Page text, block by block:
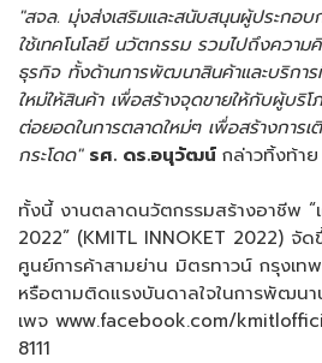
"สจล. มุ่งส่งเสริมและสนับสนุนผู้ประกอบ
ใช้เทคโนโลยี นวัตกรรม รวมไปถึงความ
ธุรกิจ ทั้งด้านการพัฒนาสินค้าและบริกา
ใหม่ให้สินค้า เพื่อสร้างจุดขายให้กับผู้บริ
ต่อยอดในการตลาดใหม่ๆ เพื่อสร้างการ
กระโดด" รศ. ดร.อนุวัฒน์ กล่าวทิ้งท้าย
ทั้งนี้ งานตลาดนวัตกรรมสร้างอาชีพ “
2022” (KMITL INNOKET 2022) จัด
ศูนย์การค้าสามย่าน มิตรทาวน์ กรุงเ
หรือตามติดแรงบันดาลใจในการพัฒน
เพจ www.facebook.com/
8111